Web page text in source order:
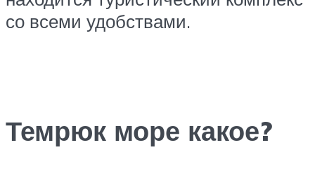
со всеми удобствами.
Темрюк море какое?